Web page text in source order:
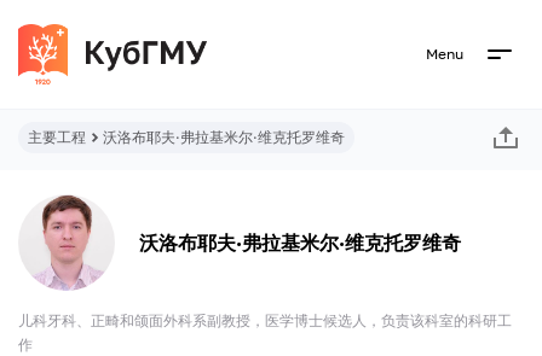
Menu
主要工程 沃洛布耶夫·弗拉基米尔·维克托罗维奇
沃洛布耶夫·弗拉基米尔·维克托罗维奇
儿科牙科、正畸和颌面外科系副教授，医学博士候选人，负责该科室的科研工
作